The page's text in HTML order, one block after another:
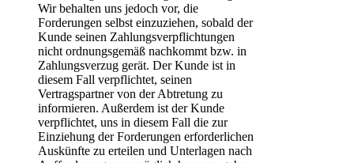
Wir behalten uns jedoch vor, die
Forderungen selbst einzuziehen, sobald der
Kunde seinen Zahlungsverpflichtungen
nicht ordnungsgemäß nachkommt bzw. in
Zahlungsverzug gerät. Der Kunde ist in
diesem Fall verpflichtet, seinen
Vertragspartner von der Abtretung zu
informieren. Außerdem ist der Kunde
verpflichtet, uns in diesem Fall die zur
Einziehung der Forderungen erforderlichen
Auskünfte zu erteilen und Unterlagen nach